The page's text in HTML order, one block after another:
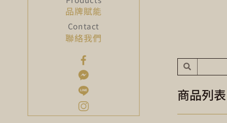
品牌賦能
聯絡我們
商品列表